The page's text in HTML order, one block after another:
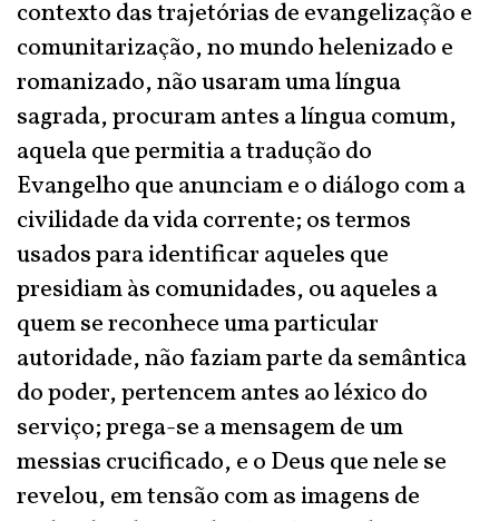
contexto das trajetórias de evangelização e
comunitarização, no mundo helenizado e
romanizado, não usaram uma língua
sagrada, procuram antes a língua comum,
aquela que permitia a tradução do
Evangelho que anunciam e o diálogo com a
civilidade da vida corrente; os termos
usados para identificar aqueles que
presidiam às comunidades, ou aqueles a
quem se reconhece uma particular
autoridade, não faziam parte da semântica
do poder, pertencem antes ao léxico do
serviço; prega-se a mensagem de um
messias crucificado, e o Deus que nele se
revelou, em tensão com as imagens de